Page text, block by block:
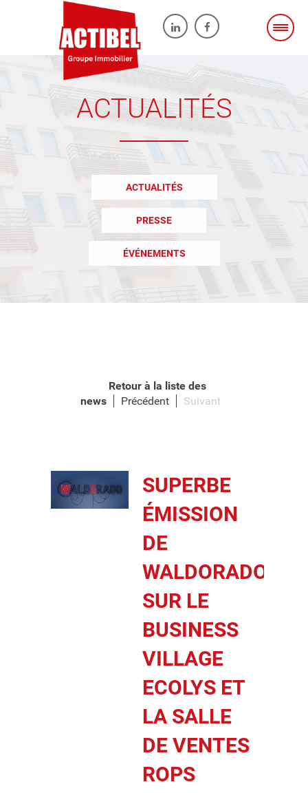
ACTUALITÉS
ACTUALITÉS
PRESSE
ÉVÉNEMENTS
Retour à la liste des
news
Précédent Suivant
SUPERBE
ÉMISSION
DE
WALDORADO
SUR LE
BUSINESS
VILLAGE
ECOLYS ET
LA SALLE
DE VENTES
ROPS